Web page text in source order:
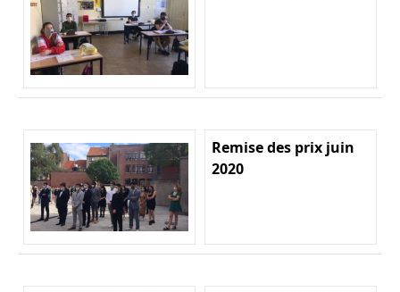
Remise des prix juin
2020